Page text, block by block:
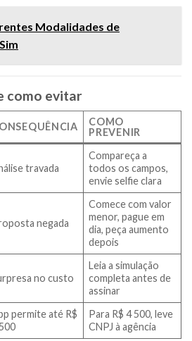
Modalidades de
como evitar
COMO
PREVENIR
travada
Compareça a
todos os campos,
envie selfie clara
negada
Comece com valor
menor, pague em
dia, peça aumento
depois
no custo
Leia a simulação
completa antes de
assinar
permite até R$
Para R$ 4 500, leve
CNPJ à agência